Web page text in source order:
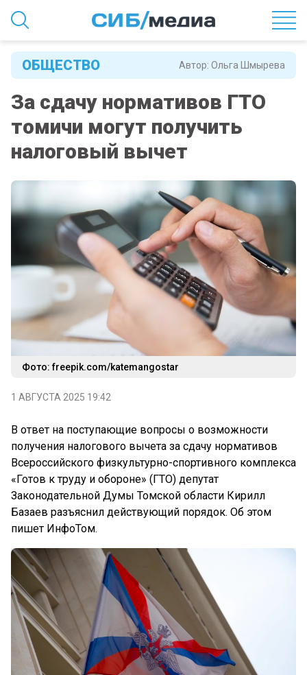
Автор: Ольга Шмырева
ОБЩЕСТВО
За сдачу нормативов ГТО
томичи могут получить
налоговый вычет
Фото: freepik.com/katemangostar
1 АВГУСТА 2025 19:42
В ответ на поступающие вопросы о возможности
получения налогового вычета за сдачу нормативов
Всероссийского физкультурно-спортивного комплекса
«Готов к труду и обороне» (ГТО) депутат
Законодательной Думы Томской области Кирилл
Базаев разъяснил действующий порядок. Об этом
пишет ИнфоТом.